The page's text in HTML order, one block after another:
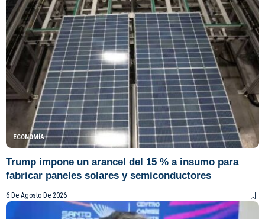
ECONOMÍA
Trump impone un arancel del 15 % a insumo para
fabricar paneles solares y semiconductores
6 De Agosto De 2026